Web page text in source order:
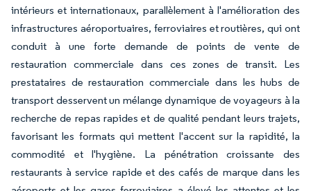
intérieurs et internationaux, parallèlement à l'amélioration des
infrastructures aéroportuaires, ferroviaires et routières, qui ont
conduit à une forte demande de points de vente de
restauration commerciale dans ces zones de transit. Les
prestataires de restauration commerciale dans les hubs de
transport desservent un mélange dynamique de voyageurs à la
recherche de repas rapides et de qualité pendant leurs trajets,
favorisant les formats qui mettent l'accent sur la rapidité, la
commodité et l'hygiène. La pénétration croissante des
restaurants à service rapide et des cafés de marque dans les